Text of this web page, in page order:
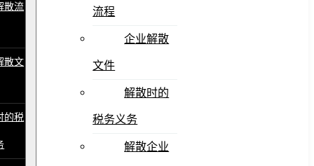
散流
散文
的税
流程
企业解散
文件
解散时的
税务义务
解散企业